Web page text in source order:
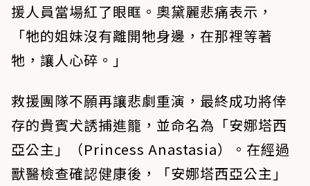
援人員當場紅了眼眶。奧黛麗悲痛表示，
「牠的姐妹沒有離開牠身邊，在那裡等著
牠，讓人心碎。」
救援團隊不願再讓悲劇重演，最終成功將倖
存的貴賓犬誘捕進籠，並命名為「安娜塔西
亞公主」（Princess Anastasia）。在經過
獸醫檢查確認健康後，「安娜塔西亞公主」